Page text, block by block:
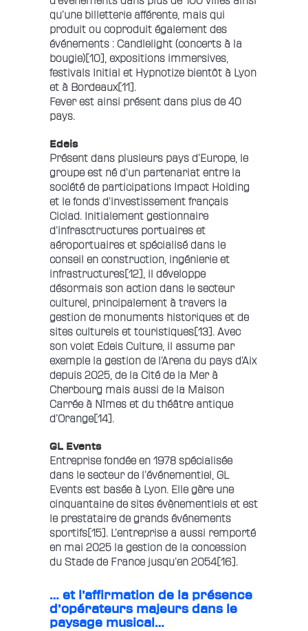
qu’une billetterie afférente, mais qui
produit ou coproduit également des
événements : Candlelight (concerts à la
bougie)[10], expositions immersives,
festivals Initial et Hypnotize bientôt à Lyon
et à Bordeaux[11].
Fever est ainsi présent dans plus de 40
pays.
Edeis
Présent dans plusieurs pays d’Europe, le
groupe est né d’un partenariat entre la
société de participations Impact Holding
et le fonds d’investissement français
Ciclad. Initialement gestionnaire
d’infrasctructures portuaires et
aéroportuaires et spécialisé dans le
conseil en construction, ingénierie et
infrastructures[12], il développe
désormais son action dans le secteur
culturel, principalement à travers la
gestion de monuments historiques et de
sites culturels et touristiques[13]. Avec
son volet Edeis Culture, il assume par
exemple la gestion de l’Arena du pays d’Aix
depuis 2025, de la Cité de la Mer à
Cherbourg mais aussi de la Maison
Carrée à Nîmes et du théâtre antique
d’Orange[14].
GL Events
Entreprise fondée en 1978 spécialisée
dans le secteur de l’événementiel, GL
Events est basée à Lyon. Elle gère une
cinquantaine de sites évènementiels et est
le prestataire de grands événements
sportifs[15]. L’entreprise a aussi remporté
en mai 2025 la gestion de la concession
du Stade de France jusqu’en 2054[16].
… et l’affirmation de la présence
d’opérateurs majeurs dans le
paysage musical…